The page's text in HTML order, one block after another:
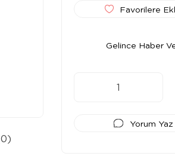
Favorilere
Gelince Haber
Yorum Yaz